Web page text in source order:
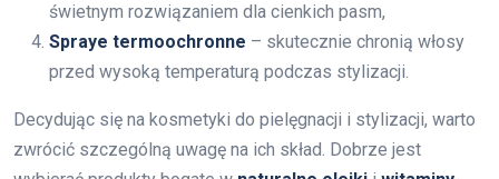
świetnym rozwiązaniem dla cienkich pasm,
Spraye termoochronne – skutecznie chronią włosy
przed wysoką temperaturą podczas stylizacji.
Decydując się na kosmetyki do pielęgnacji i stylizacji, warto
zwrócić szczególną uwagę na ich skład. Dobrze jest